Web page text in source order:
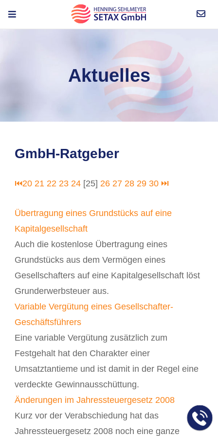
Aktuelles
GmbH-Ratgeber
⏮20 21 22 23 24 [25] 26 27 28 29 30 ⏭
Übertragung eines Grundstücks auf eine
Kapitalgesellschaft
Auch die kostenlose Übertragung eines
Grundstücks aus dem Vermögen eines
Gesellschafters auf eine Kapitalgesellschaft löst
Grunderwerbsteuer aus.
Variable Vergütung eines Gesellschafter-
Geschäftsführers
Eine variable Vergütung zusätzlich zum
Festgehalt hat den Charakter einer
Umsatztantieme und ist damit in der Regel eine
verdeckte Gewinnausschüttung.
Änderungen im Jahressteuergesetz 2008
Kurz vor der Verabschiedung hat das
Jahressteuergesetz 2008 noch eine ganze